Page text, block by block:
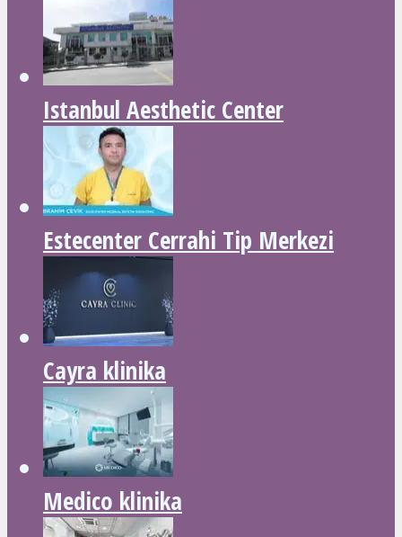
Istanbul Aesthetic Center
Estecenter Cerrahi Tip Merkezi
Cayra klinika
Medico klinika